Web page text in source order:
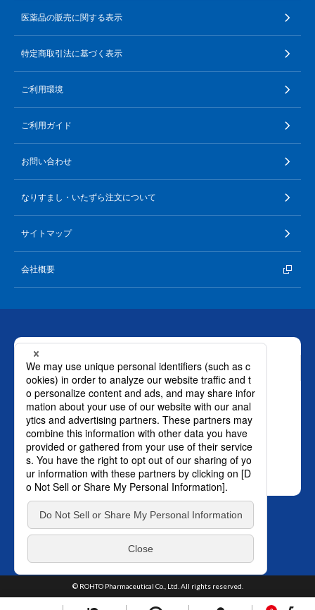
医薬品の販売に関する表示
特定商取引法に基づく表示
ご利用環境
ご利用ガイド
お問い合わせ
なりすまし・いたずら注文について
サイトマップ
会社概要
お問い合わせ
ロート製薬株式会社 通販事業部
0120-880-610
月～土：9時～21時 日祝：9時～18時
（年末年始を除く）
おかけ間違いのないようご注意ください。
SNS オフィシャルアカウント
© ROHTO Pharmaceutical Co., Ltd. All rights reserved.
シーポリシーはこちら。